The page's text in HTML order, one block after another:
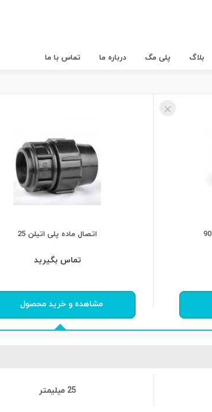
بلاگ پلی مگ درباره ما تماس با ما
اتصال ماده پلی اتیلن 25
تماس بگیرید
مشاهده و خرید محصول
25 میلیمتر